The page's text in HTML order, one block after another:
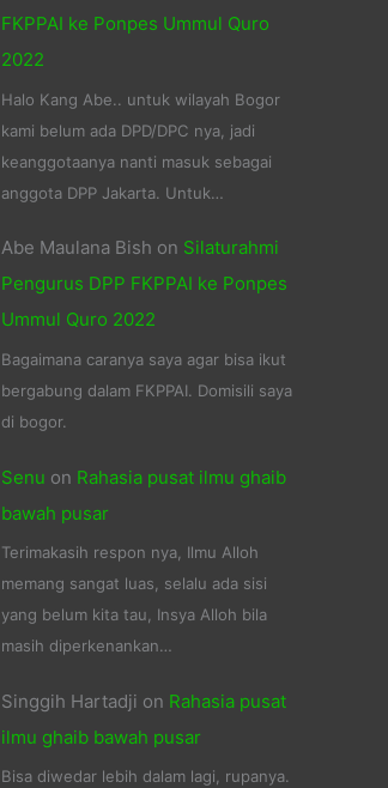
FKPPAI ke Ponpes Ummul Quro
2022
Halo Kang Abe.. untuk wilayah Bogor
kami belum ada DPD/DPC nya, jadi
keanggotaanya nanti masuk sebagai
anggota DPP Jakarta. Untuk…
Abe Maulana Bish on Silaturahmi
Pengurus DPP FKPPAI ke Ponpes
Ummul Quro 2022
Bagaimana caranya saya agar bisa ikut
bergabung dalam FKPPAI. Domisili saya
di bogor.
Senu on Rahasia pusat ilmu ghaib
bawah pusar
Terimakasih respon nya, Ilmu Alloh
memang sangat luas, selalu ada sisi
yang belum kita tau, Insya Alloh bila
masih diperkenankan…
Singgih Hartadji on Rahasia pusat
ilmu ghaib bawah pusar
Bisa diwedar lebih dalam lagi, rupanya.